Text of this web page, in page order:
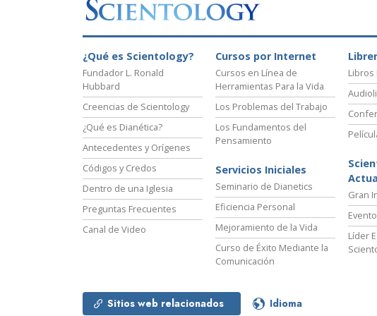
Amor y Odio: ¿Qué es Grandeza?
¿Qué es Scientology?
Fundador L. Ronald
Hubbard
Creencias de Scientology
¿Qué es Dianética?
Antecedentes y Orígenes
Códigos y Credos
Dentro de una Iglesia
Preguntas Frecuentes
Canal de Video
Cursos por Internet
Cursos en Línea de
Herramientas Para la Vida
Los Problemas del Trabajo
Los Fundamentos del
Pensamiento
Servicios Iniciales
Seminario de Dianetics
Eficiencia Personal
Mejoramiento de la Vida
Curso de Éxito Mediante la
Comunicación
Libros
Gran
Líder
Sitios web relacionados Idioma